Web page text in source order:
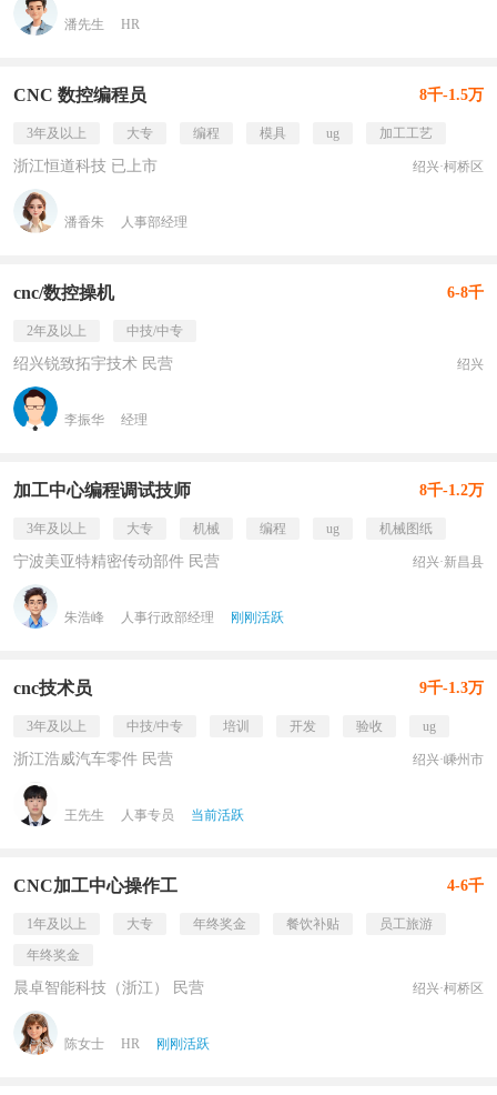
潘先生 HR
CNC 数控编程员 8千-1.5万
3年及以上 大专 编程 模具 ug 加工工艺
浙江恒道科技 已上市 绍兴·柯桥区
潘香朱 人事部经理
cnc/数控操机 6-8千
2年及以上 中技/中专
绍兴锐致拓宇技术 民营 绍兴
李振华 经理
加工中心编程调试技师 8千-1.2万
3年及以上 大专 机械 编程 ug 机械图纸
宁波美亚特精密传动部件 民营 绍兴·新昌县
朱浩峰 人事行政部经理 刚刚活跃
cnc技术员 9千-1.3万
3年及以上 中技/中专 培训 开发 验收 ug
浙江浩威汽车零件 民营 绍兴·嵊州市
王先生 人事专员 当前活跃
CNC加工中心操作工 4-6千
1年及以上 大专 年终奖金 餐饮补贴
员工旅游
年终奖金
晨卓智能科技（浙江） 民营 绍兴·柯桥区
陈女士 HR 刚刚活跃